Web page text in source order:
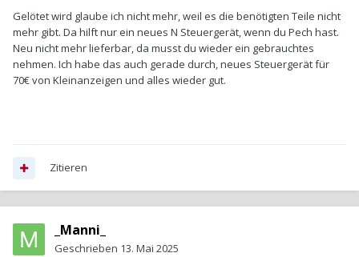
Gelötet wird glaube ich nicht mehr, weil es die benötigten Teile nicht
mehr gibt. Da hilft nur ein neues N Steuergerät, wenn du Pech hast.
Neu nicht mehr lieferbar, da musst du wieder ein gebrauchtes
nehmen. Ich habe das auch gerade durch, neues Steuergerät für
70€ von Kleinanzeigen und alles wieder gut.
Zitieren
_Manni_
Geschrieben 13. Mai 2025